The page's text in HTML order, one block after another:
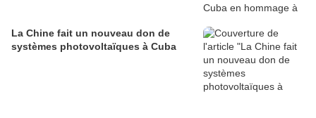
La Chine fait un nouveau don de
systèmes photovoltaïques à Cuba